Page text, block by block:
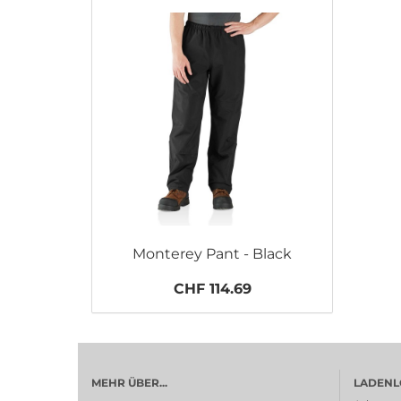
Monterey Pant - Black
CHF 114.69
MEHR ÜBER...